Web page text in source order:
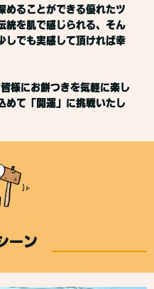
めることができる優れたツ
統を肌で感じられる、そん
しでも実感して頂ければ幸
様にお餅つきを気軽に楽し
めて「開運」に挑戦いたし
ーン